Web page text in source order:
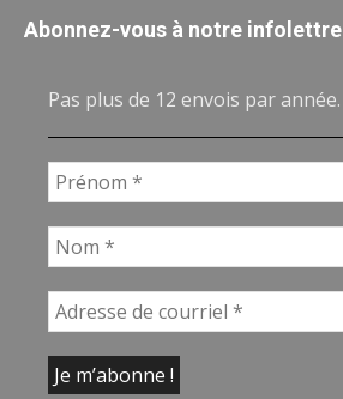
Abonnez-vous à notre infolettre
Pas plus de 12 envois par année.